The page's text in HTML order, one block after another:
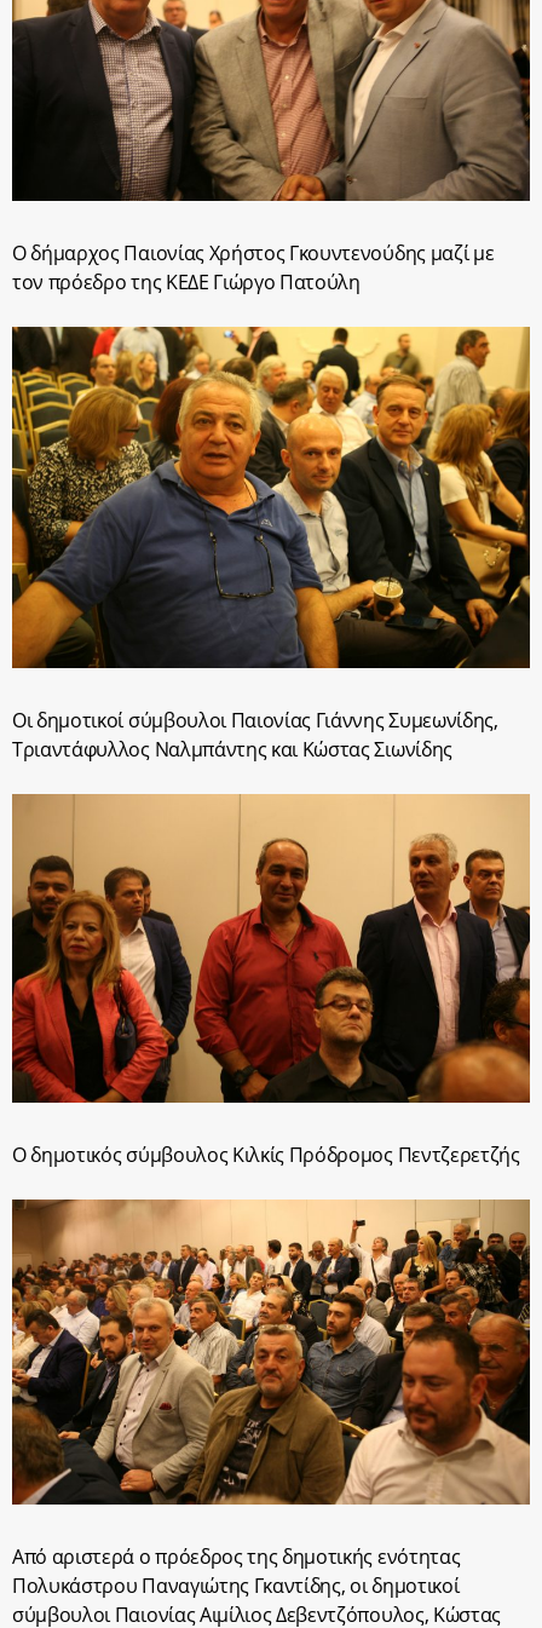
Ο δήμαρχος Παιονίας Χρήστος Γκουντενούδης μαζί με
τον πρόεδρο της ΚΕΔΕ Γιώργο Πατούλη
Οι δημοτικοί σύμβουλοι Παιονίας Γιάννης Συμεωνίδης,
Τριαντάφυλλος Ναλμπάντης και Κώστας Σιωνίδης
Ο δημοτικός σύμβουλος Κιλκίς Πρόδρομος Πεντζερετζής
Από αριστερά ο πρόεδρος της δημοτικής ενότητας
Πολυκάστρου Παναγιώτης Γκαντίδης, οι δημοτικοί
σύμβουλοι Παιονίας Αιμίλιος Δεβεντζόπουλος, Κώστας